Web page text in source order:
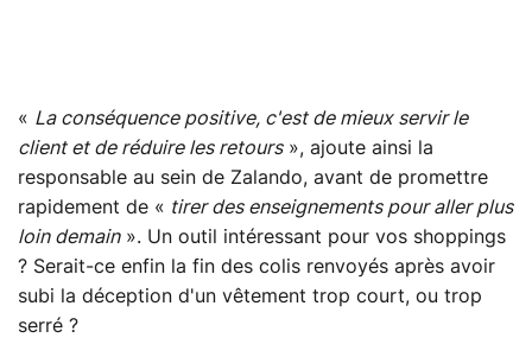
« La conséquence positive, c'est de mieux servir le
client et de réduire les retours», ajoute ainsi la
responsable au sein de Zalando, avant de promettre
rapidement de « tirer des enseignements pour aller plus
loin demain». Un outil intéressant pour vos shoppings
? Serait-ce enfin la fin des colis renvoyés après avoir
subi la déception d'un vêtement trop court, ou trop
serré ?